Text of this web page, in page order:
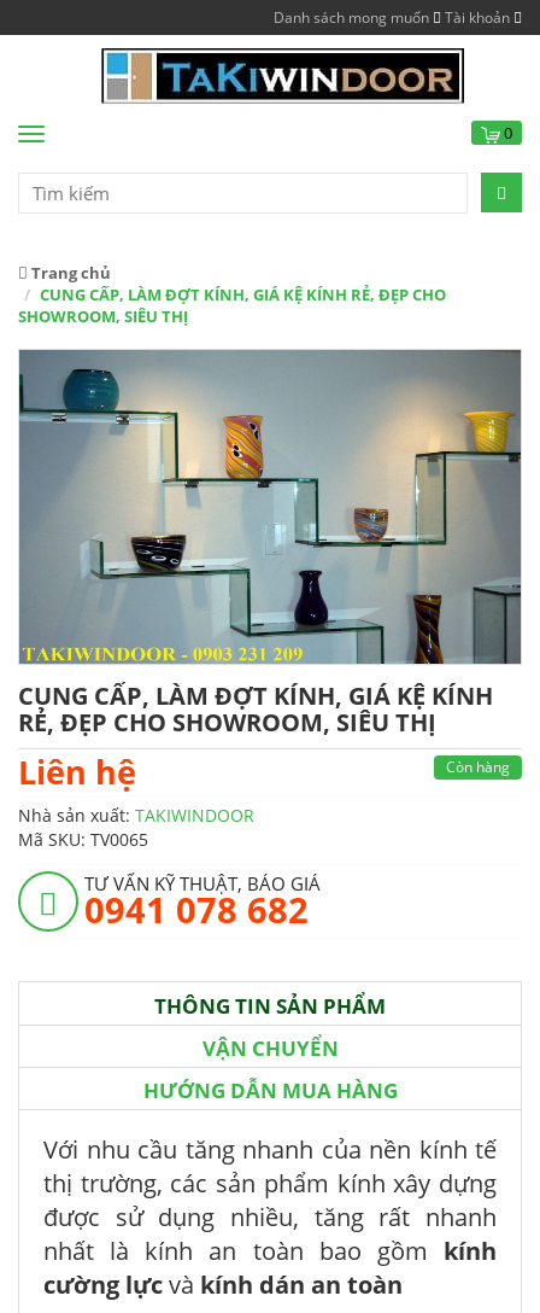
Danh sách mong muốn Tài khoản
Menu 0
Trang chủ
CUNG CẤP, LÀM ĐỢT KÍNH, GIÁ KỆ KÍNH RẺ, ĐẸP CHO
SHOWROOM, SIÊU THỊ
CUNG CẤP, LÀM ĐỢT KÍNH, GIÁ KỆ KÍNH
RẺ, ĐẸP CHO SHOWROOM, SIÊU THỊ
Liên hệ Còn hàng
Nhà sản xuất: TAKIWINDOOR
Mã SKU: TV0065
TƯ VẤN KỸ THUẬT, BÁO GIÁ
0941 078 682
THÔNG TIN SẢN PHẨM
VẬN CHUYỂN
HƯỚNG DẪN MUA HÀNG
Với nhu cầu tăng nhanh của nền kính tế
thị trường, các sản phẩm kính xây dựng
được sử dụng nhiều, tăng rất nhanh
nhất là kính an toàn bao gồm kính
cường lựcvà kính dán an toàn